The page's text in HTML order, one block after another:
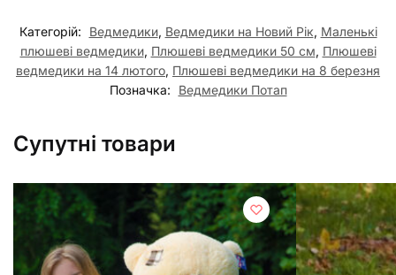
Категорій: Ведмедики, Ведмедики на Новий Рік, Маленькі
плюшеві ведмедики, Плюшеві ведмедики 50 см, Плюшеві
ведмедики на 14 лютого, Плюшеві ведмедики на 8 березня
Позначка:
Ведмедики Потап
Супутні товари